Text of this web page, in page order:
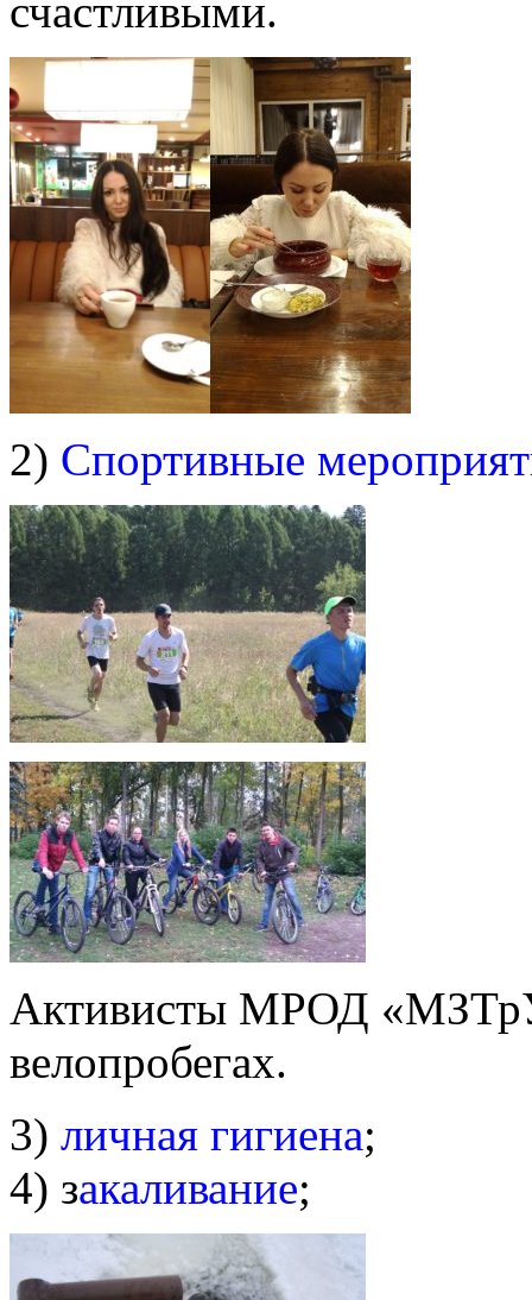
счастливыми.
2) Спортивные
Активисты МРОД
велопробегах.
3) личная гигиена;
4) закаливание;